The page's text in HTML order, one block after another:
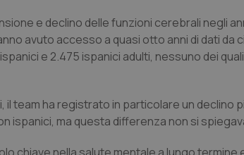
e declino delle funzioni cerebrali negli
avuto accesso a quasi otto anni di dati
e 2.475 ispanici adulti, nessuno dei
il team ha registrato in particolare un declino
ispanici, ma questa differenza non si